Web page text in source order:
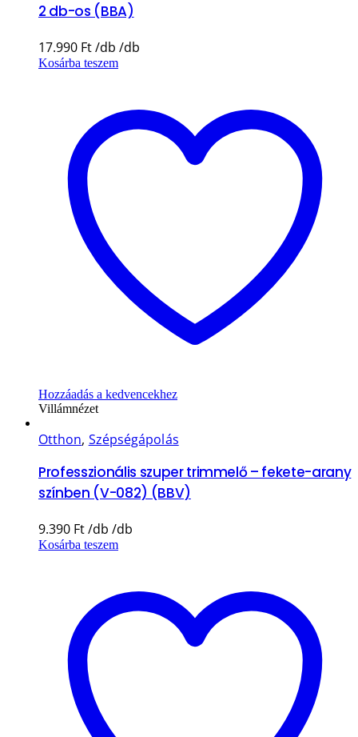
2 db-os (BBA)
17.990 Ft
Kosárba teszem
Hozzáadás a kedvencekhez
Villámnézet
Otthon, Szépségápolás
Professzionális szuper trimmelő – fekete-arany
színben (V-082) (BBV)
9.390 Ft
Kosárba teszem